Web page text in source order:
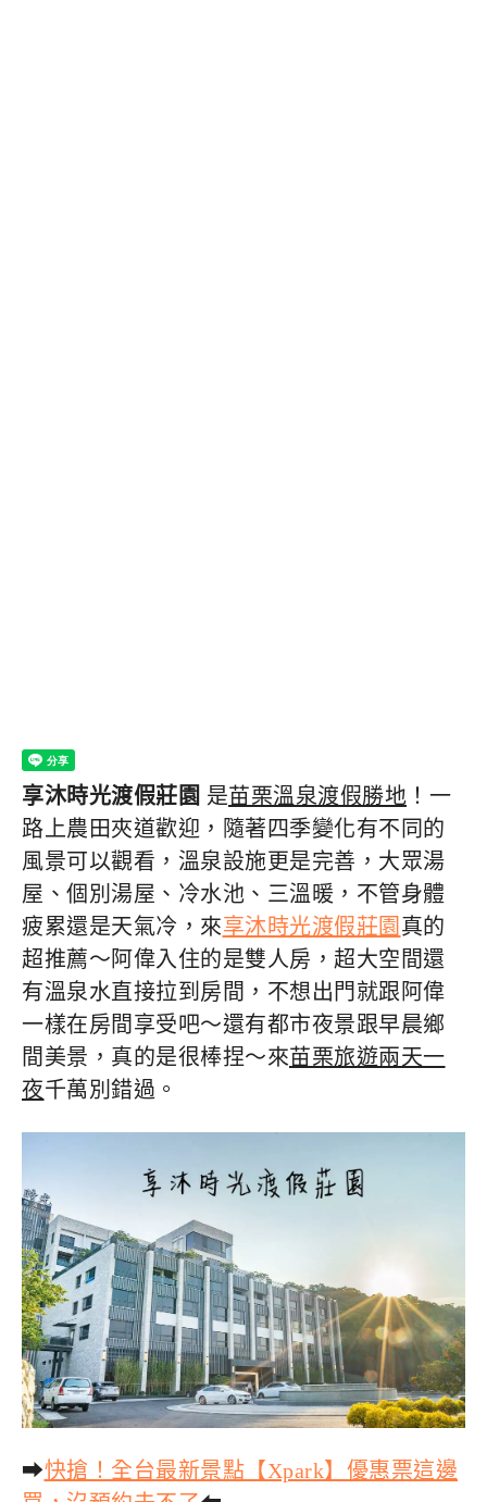
享沐時光渡假莊園 是苗栗溫泉渡假勝地 ！一
路上農田夾道歡迎，隨著四季變化有不同的
風景可以觀看，溫泉設施更是完善，大眾湯
屋、個別湯屋、冷水池、三溫暖，不管身體
疲累還是天氣冷，來享沐時光渡假莊園真的
超推薦～阿偉入住的是雙人房，超大空間還
有溫泉水直接拉到房間，不想出門就跟阿偉
一樣在房間享受吧～還有都市夜景跟早晨鄉
間美景，真的是很棒捏～來苗栗旅遊兩天一
夜千萬別錯過。
➡快搶！全台最新景點【Xpark】優惠票這邊